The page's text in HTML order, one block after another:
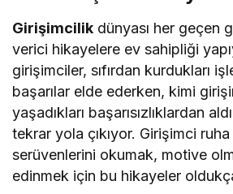
Girişimcilik dünyası her geçen
verici hikayelere ev sahipliği
girişimciler, sıfırdan kurdukları
başarılar elde ederken, kimi
yaşadıkları başarısızlıklardan
tekrar yola çıkıyor. Girişimci
serüvenlerini okumak, motive
edinmek için bu hikayeler